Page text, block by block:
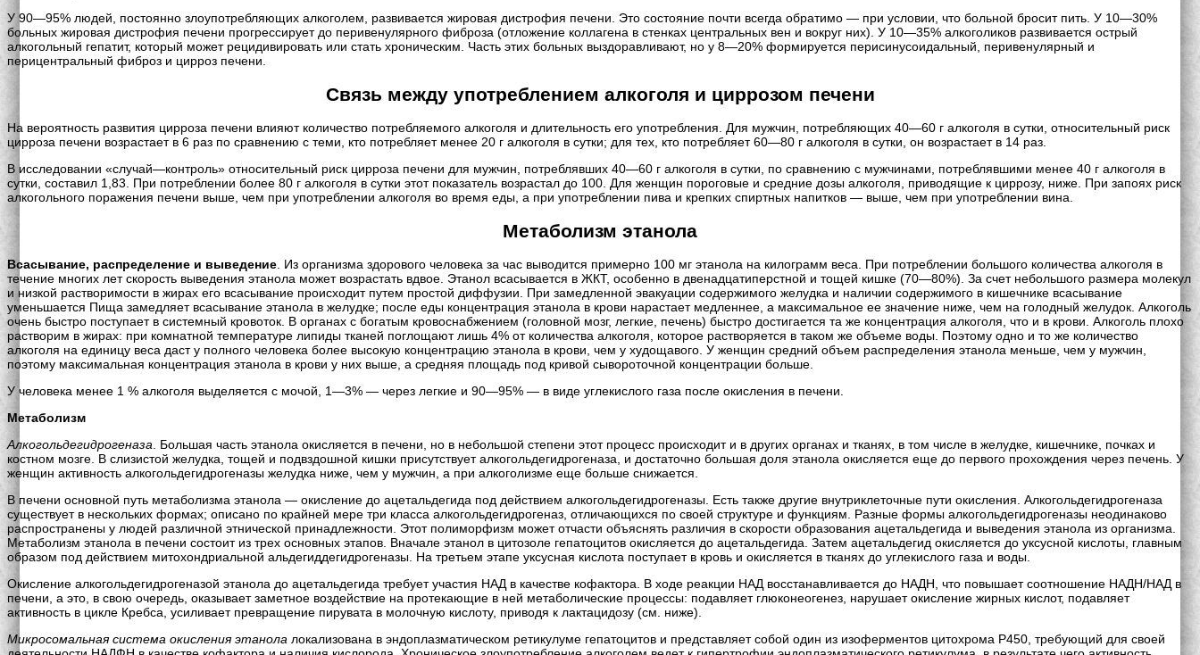
У 90—95% людей, постоянно злоупотребляющих алкоголем, развивается жировая дистрофия печени. Это состояние почти всегда обратимо — при условии, что больной бросит пить. У 10—30%
больных жировая дистрофия печени прогрессирует до перивенулярного фиброза (отложение коллагена в стенках центральных вен и вокруг них). У 10—35% алкоголиков развивается острый
алкогольный гепатит, который может рецидивировать или стать хроническим. Часть этих больных выздоравливают, но у 8—20% формируется перисинусоидальный, перивенулярный и
перицентральный фиброз и цирроз печени.
Связь между употреблением алкоголя и циррозом печени
На вероятность развития цирроза печени влияют количество потребляемого алкоголя и длительность его употребления. Для мужчин, потребляющих 40—60 г алкоголя в сутки, относительный риск
цирроза печени возрастает в 6 раз по сравнению с теми, кто потребляет менее 20 г алкоголя в сутки; для тех, кто потребляет 60—80 г алкоголя в сутки, он возрастает в 14 раз.
В исследовании «случай—контроль» относительный риск цирроза печени для мужчин, потреблявших 40—60 г алкоголя в сутки, по сравнению с мужчинами, потреблявшими менее 40 г алкоголя в
сутки, составил 1,83. При потреблении более 80 г алкоголя в сутки этот показатель возрастал до 100. Для женщин пороговые и средние дозы алкоголя, приводящие к циррозу, ниже. При запоях риск
алкогольного поражения печени выше, чем при употреблении алкоголя во время еды, а при употреблении пива и крепких спиртных напитков — выше, чем при употреблении вина.
Метаболизм этанола
Всасывание, распределение и выведение . Из организма здорового человека за час выводится примерно 100 мг этанола на килограмм веса. При потреблении большого количества алкоголя в
течение многих лет скорость выведения этанола может возрастать вдвое. Этанол всасывается в ЖКТ, особенно в двенадцатиперстной и тощей кишке (70—80%). За счет небольшого размера молекул
и низкой растворимости в жирах его всасывание происходит путем простой диффузии. При замедленной эвакуации содержимого желудка и наличии содержимого в кишечнике всасывание
уменьшается Пища замедляет всасывание этанола в желудке; после еды концентрация этанола в крови нарастает медленнее, а максимальное ее значение ниже, чем на голодный желудок. Алкоголь
очень быстро поступает в системный кровоток. В органах с богатым кровоснабжением (головной мозг, легкие, печень) быстро достигается та же концентрация алкоголя, что и в крови. Алкоголь плохо
растворим в жирах: при комнатной температуре липиды тканей поглощают лишь 4% от количества алкоголя, которое растворяется в таком же объеме воды. Поэтому одно и то же количество
алкоголя на единицу веса даст у полного человека более высокую концентрацию этанола в крови, чем у худощавого. У женщин средний объем распределения этанола меньше, чем у мужчин,
поэтому максимальная концентрация этанола в крови у них выше, а средняя площадь под кривой сывороточной концентрации больше.
У человека менее 1 % алкоголя выделяется с мочой, 1—3% — через легкие и 90—95% — в виде углекислого газа после окисления в печени.
Метаболизм
Алкогольдегидрогеназа . Большая часть этанола окисляется в печени, но в небольшой степени этот процесс происходит и в других органах и тканях, в том числе в желудке, кишечнике, почках и
костном мозге. В слизистой желудка, тощей и подвздошной кишки присутствует алкогольдегидрогеназа, и достаточно большая доля этанола окисляется еще до первого прохождения через печень. У
женщин активность алкогольдегидрогеназы желудка ниже, чем у мужчин, а при алкоголизме еще больше снижается.
В печени основной путь метаболизма этанола — окисление до ацетальдегида под действием алкогольдегидрогеназы. Есть также другие внутриклеточные пути окисления. Алкогольдегидрогеназа
существует в нескольких формах; описано по крайней мере три класса алкогольдегидрогеназ, отличающихся по своей структуре и функциям. Разные формы алкогольдегидрогеназы неодинаково
распространены у людей различной этнической принадлежности. Этот полиморфизм может отчасти объяснять различия в скорости образования ацетальдегида и выведения этанола из организма.
Метаболизм этанола в печени состоит из трех основных этапов. Вначале этанол в цитозоле гепатоцитов окисляется до ацетальдегида. Затем ацетальдегид окисляется до уксусной кислоты, главным
образом под действием митохондриальной альдегиддегидрогеназы. На третьем этапе уксусная кислота поступает в кровь и окисляется в тканях до углекислого газа и воды.
Окисление алкогольдегидрогеназой этанола до ацетальдегида требует участия НАД в качестве кофактора. В ходе реакции НАД восстанавливается до НАДН, что повышает соотношение НАДН/НАД в
печени, а это, в свою очередь, оказывает заметное воздействие на протекающие в ней метаболические процессы: подавляет глюконеогенез, нарушает окисление жирных кислот, подавляет
активность в цикле Кребса, усиливает превращение пирувата в молочную кислоту, приводя к лактацидозу (см. ниже).
Микросомальная система окисления этанола локализована в эндоплазматическом ретикулуме гепатоцитов и представляет собой один из изоферментов цитохрома Р450, требующий для своей